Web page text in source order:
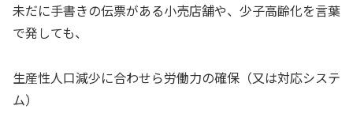
未だに手書きの伝票がある小売店舗や、少子高齢化を言葉
で発しても、
生産性人口減少に合わせら労働力の確保（又は対応システ
ム）